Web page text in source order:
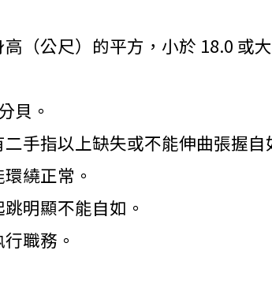
（公尺）的平方，小於 18.0 或
貝。
手指以上缺失或不能伸曲張握自
繞正常。
明顯不能自如。
職務。